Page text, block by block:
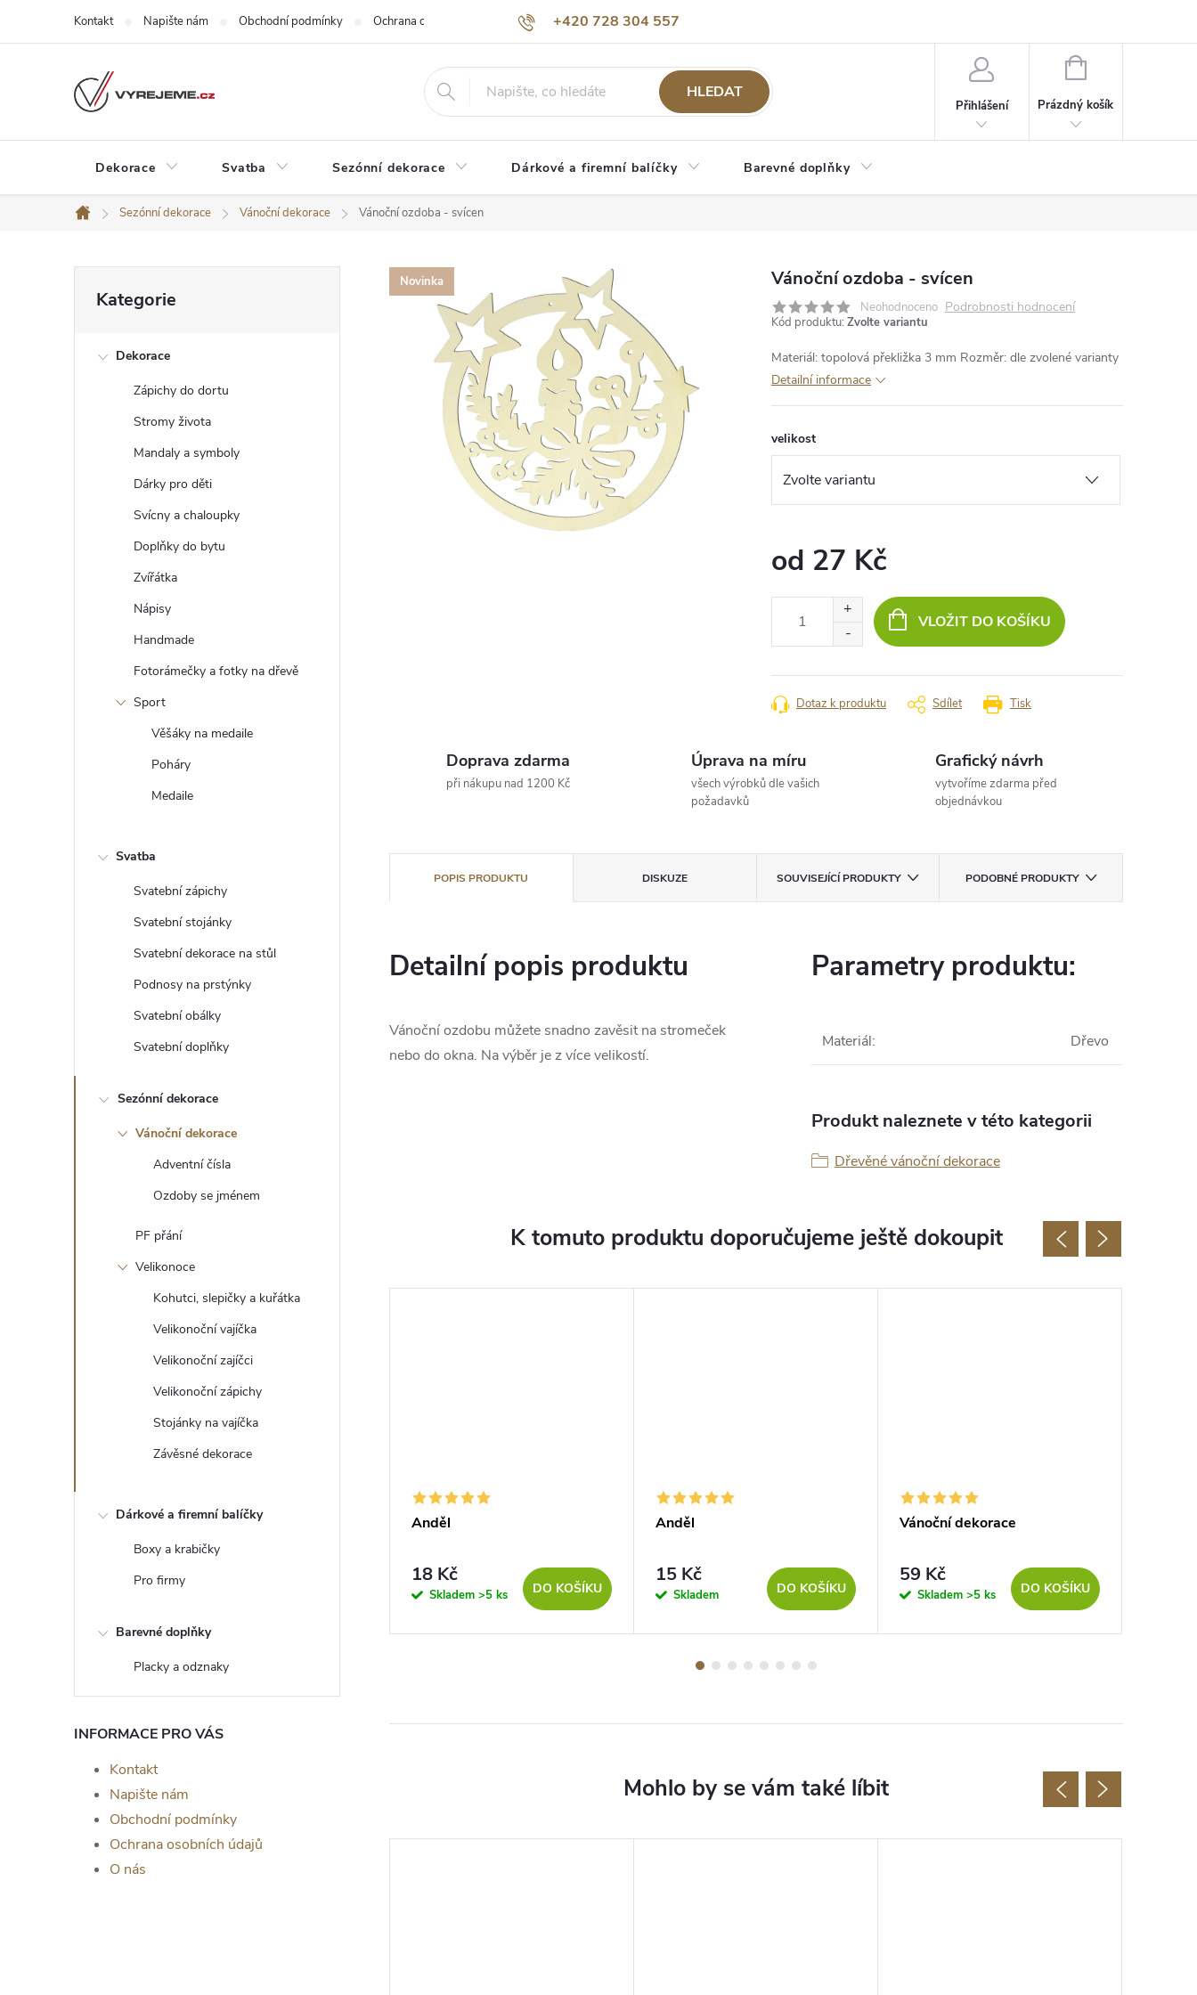
+420 728 304 557
Kontakt Napište nám Obchodní podmínky Ochrana osobních údajů O nás
HLEDAT
Přihlášení
NÁKUPNÍ
Prázdný košík
Dekorace Svatba Sezónní dekorace Dárkové a firemní balíčky Barevné doplňky
Domů
Sezónní dekorace Vánoční dekorace Vánoční ozdoba - svícen
kategorie
Kategorie
Dekorace
Zápichy do dortu
Stromy života
Mandaly a symboly
Dárky pro děti
Svícny a chaloupky
Doplňky do bytu
Zvířátka
Nápisy
Handmade
Fotorámečky a fotky na dřevě
Sport
Věšáky na medaile
Poháry
Medaile
Svatba
Svatební zápichy
Svatební stojánky
Svatební dekorace na stůl
Podnosy na prstýnky
Svatební obálky
Svatební doplňky
Sezónní dekorace
Vánoční dekorace
Adventní čísla
Ozdoby se jménem
PF přání
Velikonoce
Kohutci, slepičky a kuřátka
Velikonoční vajíčka
Velikonoční zajíčci
Velikonoční zápichy
Stojánky na vajíčka
Závěsné dekorace
Dárkové a firemní balíčky
Boxy a krabičky
Pro firmy
Barevné doplňky
Placky a odznaky
INFORMACE PRO VÁS
Kontakt
Napište nám
Obchodní podmínky
Ochrana osobních údajů
O nás
Novinka Vánoční ozdoba - svícen
Neohodnoceno Podrobnosti hodnocení
Kód produktu: Zvolte variantu
Materiál: topolová překližka 3 mm Rozměr: dle zvolené varianty
Detailní informace
velikost
od 27 Kč
VLOŽIT DO KOŠÍKU
Tisk
Dotaz k produktu Sdílet
Doprava zdarma
při nákupu nad 1200 Kč
Úprava na míru
všech výrobků dle vašich
požadavků
Grafický návrh
vytvoříme zdarma před
objednávkou
POPIS PRODUKTU DISKUZE SOUVISEJÍCÍ PRODUKTY PODOBNÉ PRODUKTY
Detailní popis produktu
Vánoční ozdobu můžete snadno zavěsit na stromeček
nebo do okna. Na výběr je z více velikostí.
Parametry produktu:
Materiál: Dřevo
Produkt naleznete v této kategorii
Dřevěné vánoční dekorace
K tomuto produktu doporučujeme ještě dokoupit
Vánoční dekorace
od58 Kč
Anděl
18 Kč
Skladem >5 ks DO KOŠÍKU
Anděl
15 Kč
Skladem DO KOŠÍKU
Vánoční dekorace
59 Kč
Skladem >5 ks DO KOŠÍKU